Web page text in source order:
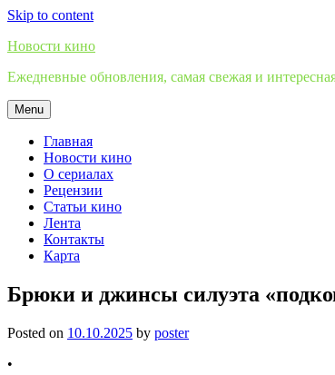
Skip to content
Новости кино
Ежедневные обновления, самая свежая и
Menu
Главная
Новости кино
О сериалах
Рецензии
Статьи кино
Лента
Контакты
Карта
Брюки и джинсы силуэта
Posted on 10.10.2025 by poster
•